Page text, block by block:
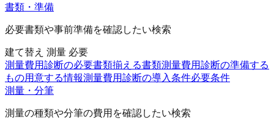
書類・準備
必要書類や事前準備を確認したい検索
建て替え 測量 必要
測量費用診断の必要書類揃える書類測量費用診断の準備する
もの用意する情報測量費用診断の導入条件必要条件
測量・分筆
測量の種類や分筆の費用を確認したい検索